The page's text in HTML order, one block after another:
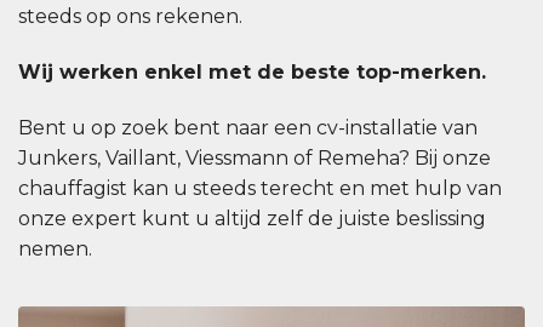
steeds op ons rekenen.
Wij werken enkel met de beste top-merken.
Bent u op zoek bent naar een cv-installatie van
Junkers, Vaillant, Viessmann of Remeha? Bij onze
chauffagist kan u steeds terecht en met hulp van
onze expert kunt u altijd zelf de juiste beslissing
nemen.